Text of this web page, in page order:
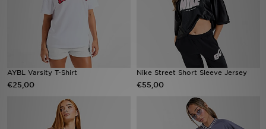
AYBL Varsity T-Shirt
€25,00
Nike Street Short Sleeve Jersey
€55,00
Voetbal
Vind een winkel